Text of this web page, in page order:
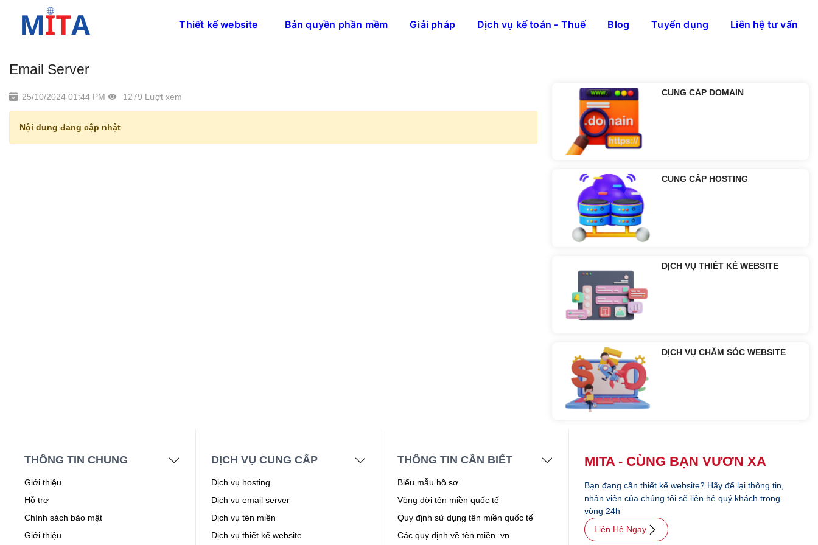
Thiết kế website Bản quyền phần mềm Giải pháp Dịch vụ kế toán - Thuế Blog Tuyển dụng Liên hệ tư vấn
Email Server
25/10/2024 01:44 PM 1279 Lượt xem
Nội dung đang cập nhật
CUNG CẤP DOMAIN
CUNG CẤP HOSTING
DỊCH VỤ THIẾT KẾ WEBSITE
DỊCH VỤ CHĂM SÓC WEBSITE
THÔNG TIN CHUNG
Giới thiệu
Hỗ trợ
Chính sách bảo mật
Giới thiệu
DỊCH VỤ CUNG CẤP
Dịch vụ hosting
Dịch vụ email server
Dịch vụ tên miền
Dịch vụ thiết kế website
THÔNG TIN CẦN BIẾT
Biểu mẫu hồ sơ
Vòng đời tên miền quốc tế
Quy định sử dụng tên miền quốc tế
Các quy định về tên miền .vn
MITA - CÙNG BẠN VƯƠN XA
Bạn đang cần thiết kế website? Hãy để lại thông tin,
nhân viên của chúng tôi sẽ liên hệ quý khách trong
vòng 24h
Liên Hệ Ngay